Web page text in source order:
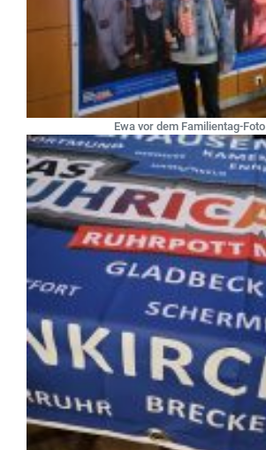
Ewa vor dem Familientag-Foto